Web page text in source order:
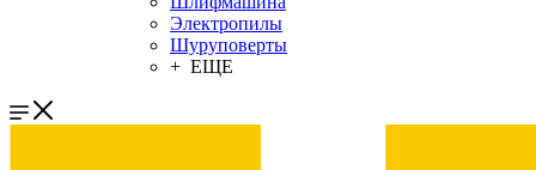
Электропилы
Шуруповерты
+ ЕЩЕ